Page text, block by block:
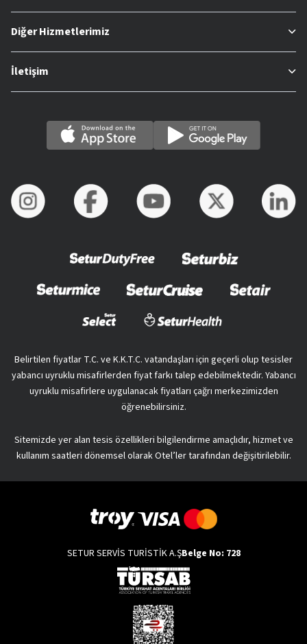
Diğer Hizmetlerimiz
İletişim
Belirtilen fiyatlar T.C. ve K.K.T.C. vatandaşları için geçerli olup tesisler
yabancı uyruklu misafirlerden fiyat farkı talep edebilmektedir. Yabancı
uyruklu misafirlere uygulanacak fiyatları çağrı merkezimizden
öğrenebilirsiniz.
Sitemizde yer alan tesis özellikleri bilgilendirme amaçlıdır, hizmet ve
kullanım saatleri dönemsel olarak Otel’ler tarafından değişitirilebilir.
SETUR SERVİS TURİSTİK A.ŞBelge No: 728